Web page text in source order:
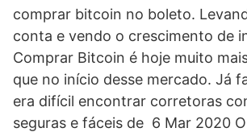
comprar bitcoin no boleto.
conta e vendo o crescimento de
Comprar Bitcoin é hoje muito
que no início desse mercado. Já
era difícil encontrar corretoras
seguras e fáceis de 6 Mar 2020